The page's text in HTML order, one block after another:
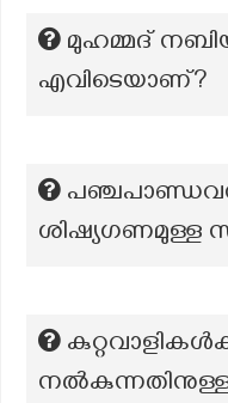
മുഹമ്മദ്
എവിടെയാണ്?
ശിഷ്യഗണമുള്ള
നൽകുന്നതിനുള്ള